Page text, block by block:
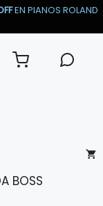
EN PIANOS ROLAND
BOSS